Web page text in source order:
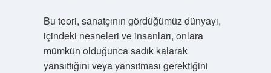
Bu teori, sanatçının gördüğümüz dünyayı,
içindeki nesneleri ve insanları, onlara
mümkün olduğunca sadık kalarak
yansıttığını veya yansıtması gerektiğini